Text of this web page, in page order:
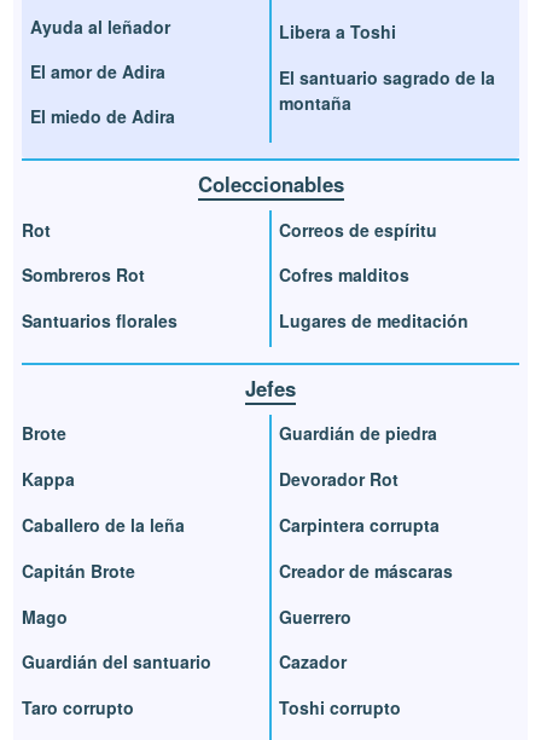
Ayuda al leñador
El amor de Adira
El miedo de Adira
Libera a Toshi
El santuario sagrado de la
montaña
Coleccionables
Rot
Sombreros Rot
Santuarios florales
Correos de espíritu
Cofres malditos
Lugares de meditación
Jefes
Brote
Kappa
Caballero de la leña
Capitán Brote
Mago
Guardián del santuario
Taro corrupto
Guardián de piedra
Devorador Rot
Carpintera corrupta
Creador de máscaras
Guerrero
Cazador
Toshi corrupto